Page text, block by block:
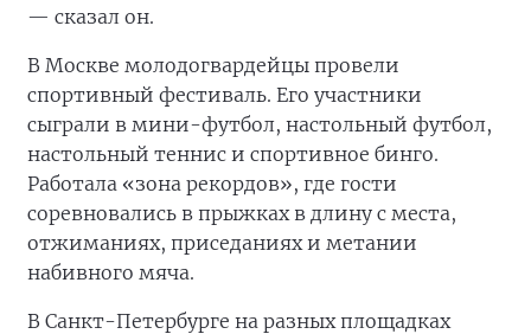
— сказал он.
В Москве молодогвардейцы провели
спортивный фестиваль. Его участники
сыграли в мини-футбол, настольный футбол,
настольный теннис и спортивное бинго.
Работала «зона рекордов», где гости
соревновались в прыжках в длину с места,
отжиманиях, приседаниях и метании
набивного мяча.
В Санкт-Петербурге на разных площадках